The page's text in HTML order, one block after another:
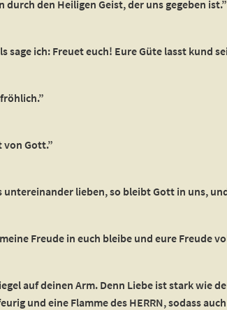
den Heiligen Geist, der uns gegeben ist.”
sage ich: Freuet euch! Eure Güte lasst kund
von Gott.”
lieben, so bleibt Gott in uns,
Freude in euch bleibe und eure Freude
auf deinen Arm. Denn Liebe ist stark wie
und eine Flamme des HERRN, sodass